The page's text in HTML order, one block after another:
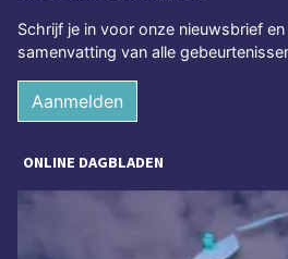
Schrijf je in voor onze nieuwsbrief
samenvatting van alle
Aanmelden
ONLINE DAGBLADEN